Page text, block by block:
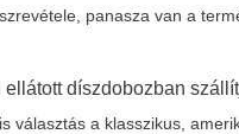
panasza van a
díszdobozban
választás a klasszikus,